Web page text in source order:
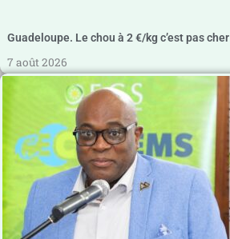
Guadeloupe. Le chou à 2 €/kg c’est pas cher
7 août 2026